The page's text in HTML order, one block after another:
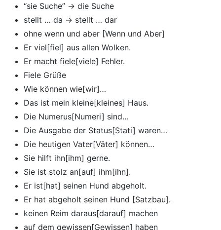
“sie Suche” -> die Suche
stellt … da -> stellt … dar
ohne wenn und aber [Wenn und Aber]
Er viel[fiel] aus allen Wolken.
Er macht fiele[viele] Fehler.
Fiele Grüße
Wie können wie[wir]…
Das ist mein kleine[kleines] Haus.
Die Numerus[Numeri] sind…
Die Ausgabe der Status[Stati] waren…
Die heutigen Vater[Väter] können…
Sie hilft ihn[ihm] gerne.
Sie ist stolz an[auf] ihm[ihn].
Er ist[hat] seinen Hund abgeholt.
Er hat abgeholt seinen Hund [Satzbau].
keinen Reim daraus[darauf] machen
auf dem gewissen[Gewissen] haben